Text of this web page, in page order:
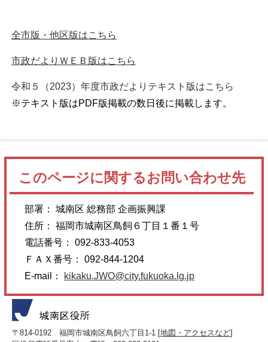
全市版・他区版はこちら
市政だよりＷＥＢ版はこちら
令和５（2023）年度市政だよりテキスト版はこちら
※テキスト版はPDF版掲載の数日後に掲載します。
このページに関するお問い合わせ先
部署： 城南区 総務部 企画振興課
住所： 福岡市城南区鳥飼６丁目１番１号
電話番号： 092-833-4053
ＦＡＸ番号： 092-844-1204
E-mail：
kikaku.JWO@city.fukuoka.lg.jp
〒814-0192 福岡市城南区鳥飼六丁目1-1 [地図・アクセスなど]